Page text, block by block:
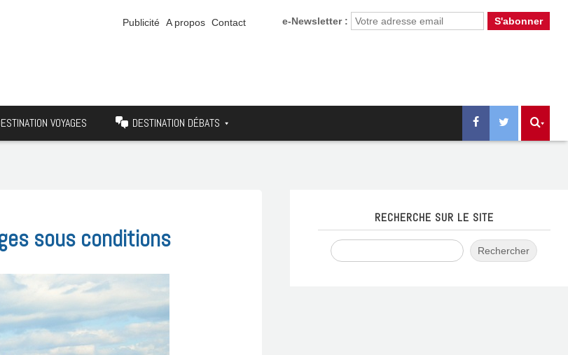
e-Newsletter :
Publicité A propos Contact
VOYAGES DESTINATION DÉBATS
sous conditions
RECHERCHE SUR LE SITE